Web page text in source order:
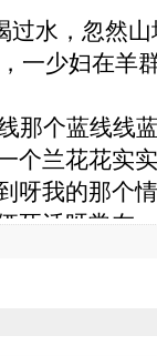
过水，忽然
，一少妇在羊
那个蓝线线
个兰花花实
呀我的那个
死活呀常在
河里清水，
在蓝天涌动